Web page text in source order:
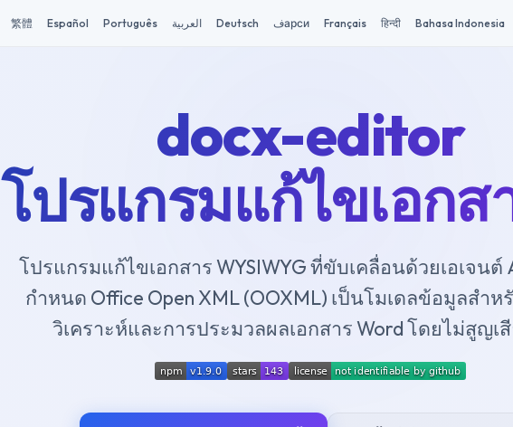
繁體 Español Português العربية Deutsch فарси Français हिन्दी Bahasa Indonesia
docx-editor
โปรแกรมแก้ไขเอกส
โปรแกรมแก้ไขเอกสาร WYSIWYG ที่ขับเคลื่อนด้วยเอเจนต์
กำหนด Office Open XML (OOXML) เป็นโมเดลข้อมูลสำห
วิเคราะห์และการประมวลผลเอกสาร Word โดยไม่สูญเ